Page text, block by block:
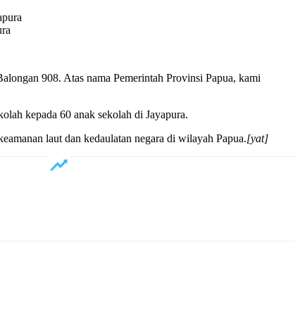
908. Atas nama Pemerintah Provinsi Papua, kami
kepada 60 anak sekolah di Jayapura.
laut dan kedaulatan negara di wilayah Papua.[yat]